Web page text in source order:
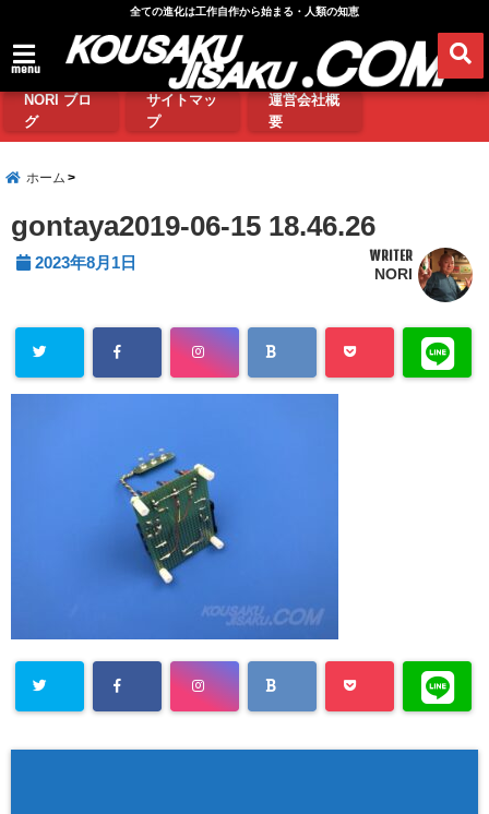
全ての進化は工作自作から始まる・人類の知恵
menu
NORI ブロ
グ
サイトマッ
プ
運営会社概
要
ホーム
gontaya2019-06-15 18.46.26
2023年8月1日 WRITER
NORI